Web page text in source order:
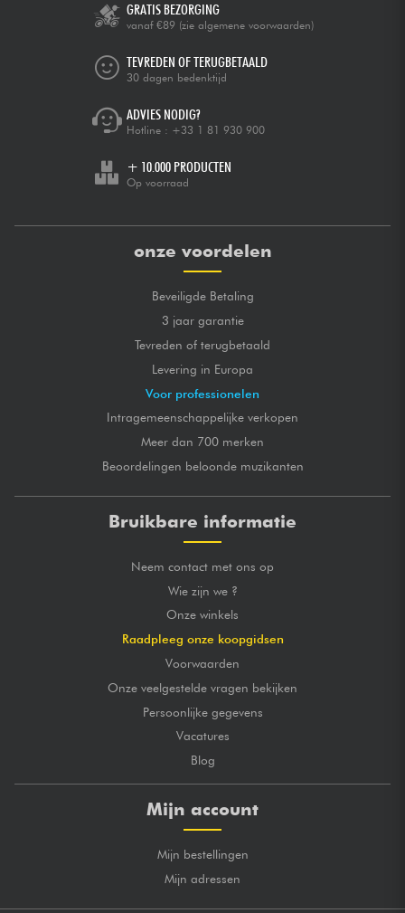
GRATIS BEZORGING
vanaf €89 (zie algemene voorwaarden)
TEVREDEN OF TERUGBETAALD
30 dagen bedenktijd
ADVIES NODIG?
Hotline : +33 1 81 930 900
+ 10.000 PRODUCTEN
Op voorraad
onze voordelen
Beveiligde Betaling
3 jaar garantie
Tevreden of terugbetaald
Levering in Europa
Voor professionelen
Intragemeenschappelijke verkopen
Meer dan 700 merken
Beoordelingen beloonde muzikanten
Bruikbare informatie
Neem contact met ons op
Wie zijn we ?
Onze winkels
Raadpleeg onze koopgidsen
Voorwaarden
Onze veelgestelde vragen bekijken
Persoonlijke gegevens
Vacatures
Blog
Mijn account
Mijn bestellingen
Mijn adressen